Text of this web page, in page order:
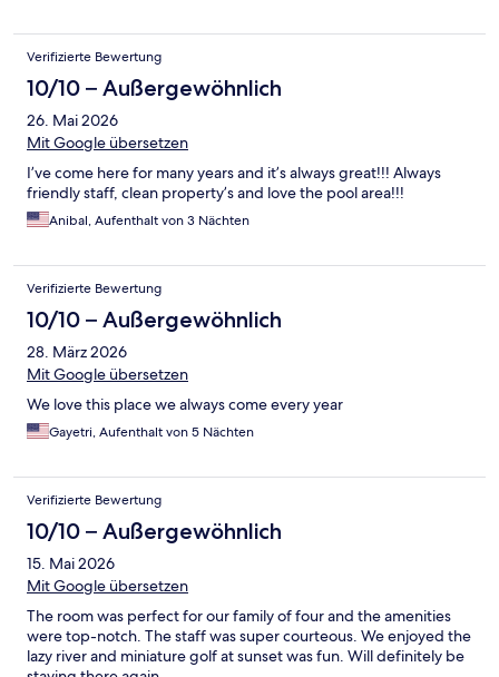
Verifizierte Bewertung
10/10 – Außergewöhnlich
26. Mai 2026
Mit Google übersetzen
I’ve come here for many years and it’s always great!!! Always
friendly staff, clean property’s and love the pool area!!!
Anibal, Aufenthalt von 3 Nächten
Verifizierte Bewertung
10/10 – Außergewöhnlich
28. März 2026
Mit Google übersetzen
We love this place we always come every year
Gayetri, Aufenthalt von 5 Nächten
Verifizierte Bewertung
10/10 – Außergewöhnlich
15. Mai 2026
Mit Google übersetzen
The room was perfect for our family of four and the amenities
were top-notch. The staff was super courteous. We enjoyed the
lazy river and miniature golf at sunset was fun. Will definitely be